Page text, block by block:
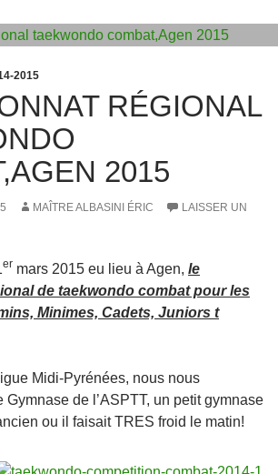
2015
RÉGIONAL
2015
MAÎTRE ALBASINI ÉRIC
LAISSER UN
er mars 2015 eu lieu à Agen, le
de taekwondo combat pour les
Minimes, Cadets, Juniors t
Midi-Pyrénées, nous nous
Gymnase de l’ASPTT, un petit gymnase
ou il faisait TRES froid le matin!